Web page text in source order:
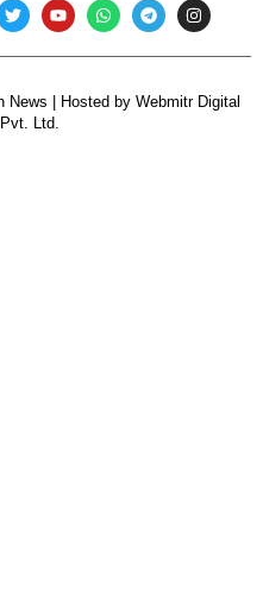
News | Hosted by Webmitr Digital
Ltd.